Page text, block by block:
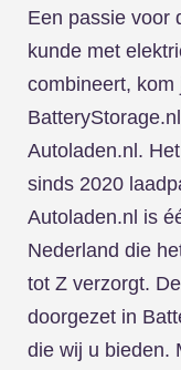
Een passie voor
kunde met
combineert, kom
Autoladen.nl.
sinds 2020
Autoladen.nl is
Nederland die
tot Z verzorgt.
doorgezet in
die wij u bieden.